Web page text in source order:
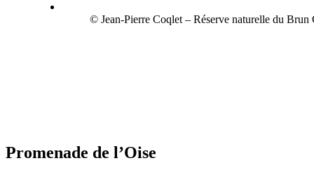
© Jean-Pierre Coqlet – Réserve naturelle du
Promenade de l’Oise